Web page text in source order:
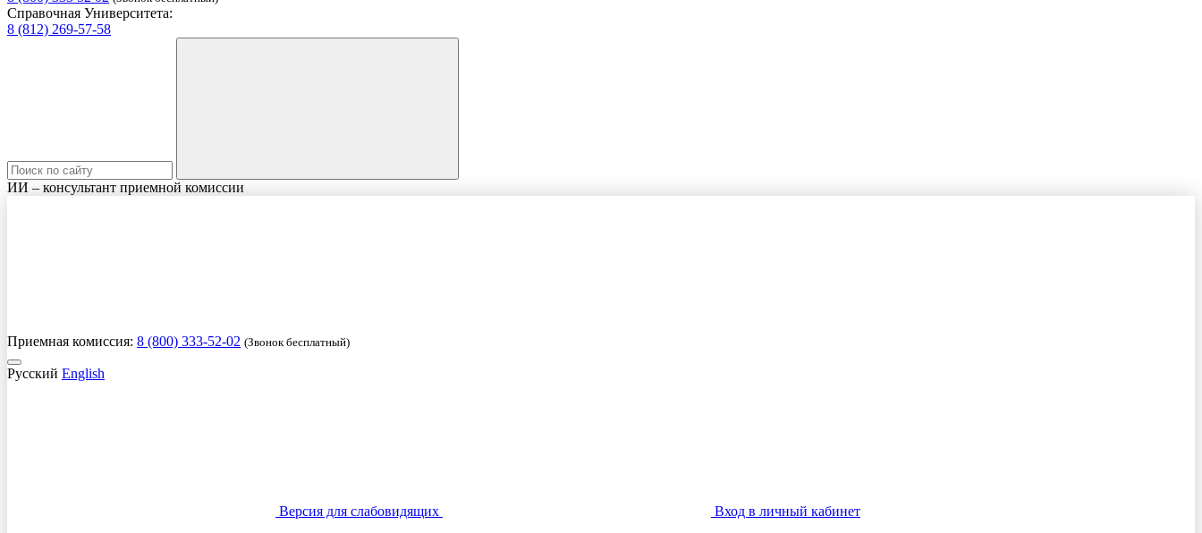
Справочная Университета:
8 (812) 269-57-58
ИИ – консультант приемной комиссии
Приемная комиссия: 8 (800) 333-52-02 (Звонок бесплатный)
Русский English
Версия для слабовидящих
Вход в личный кабинет